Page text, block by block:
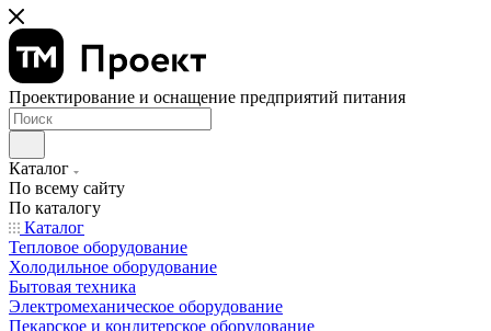
Проектирование и оснащение предприятий питания
Каталог
По всему сайту
По каталогу
Каталог
Тепловое оборудование
Холодильное оборудование
Бытовая техника
Электромеханическое оборудование
Пекарское и кондитерское оборудование